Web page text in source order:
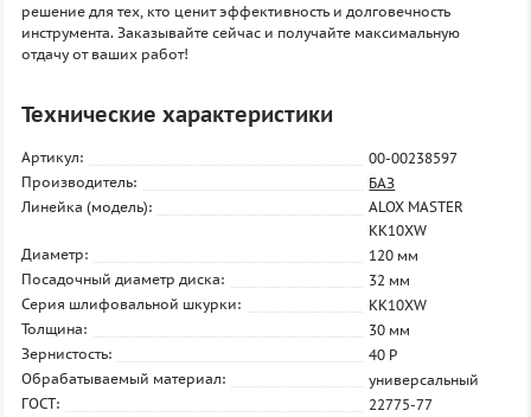
решение для тех, кто ценит эффективность и долговечность
инструмента. Заказывайте сейчас и получайте максимальную
отдачу от ваших работ!
Технические характеристики
Артикул:
00-00238597
Производитель:
БАЗ
Линейка (модель):
ALOX MASTER
KK10XW
Диаметр:
120 мм
Посадочный диаметр диска:
32 мм
Серия шлифовальной шкурки:
KK10XW
Толщина:
30 мм
Зернистость:
40 P
Обрабатываемый материал:
универсальный
ГОСТ:
22775-77